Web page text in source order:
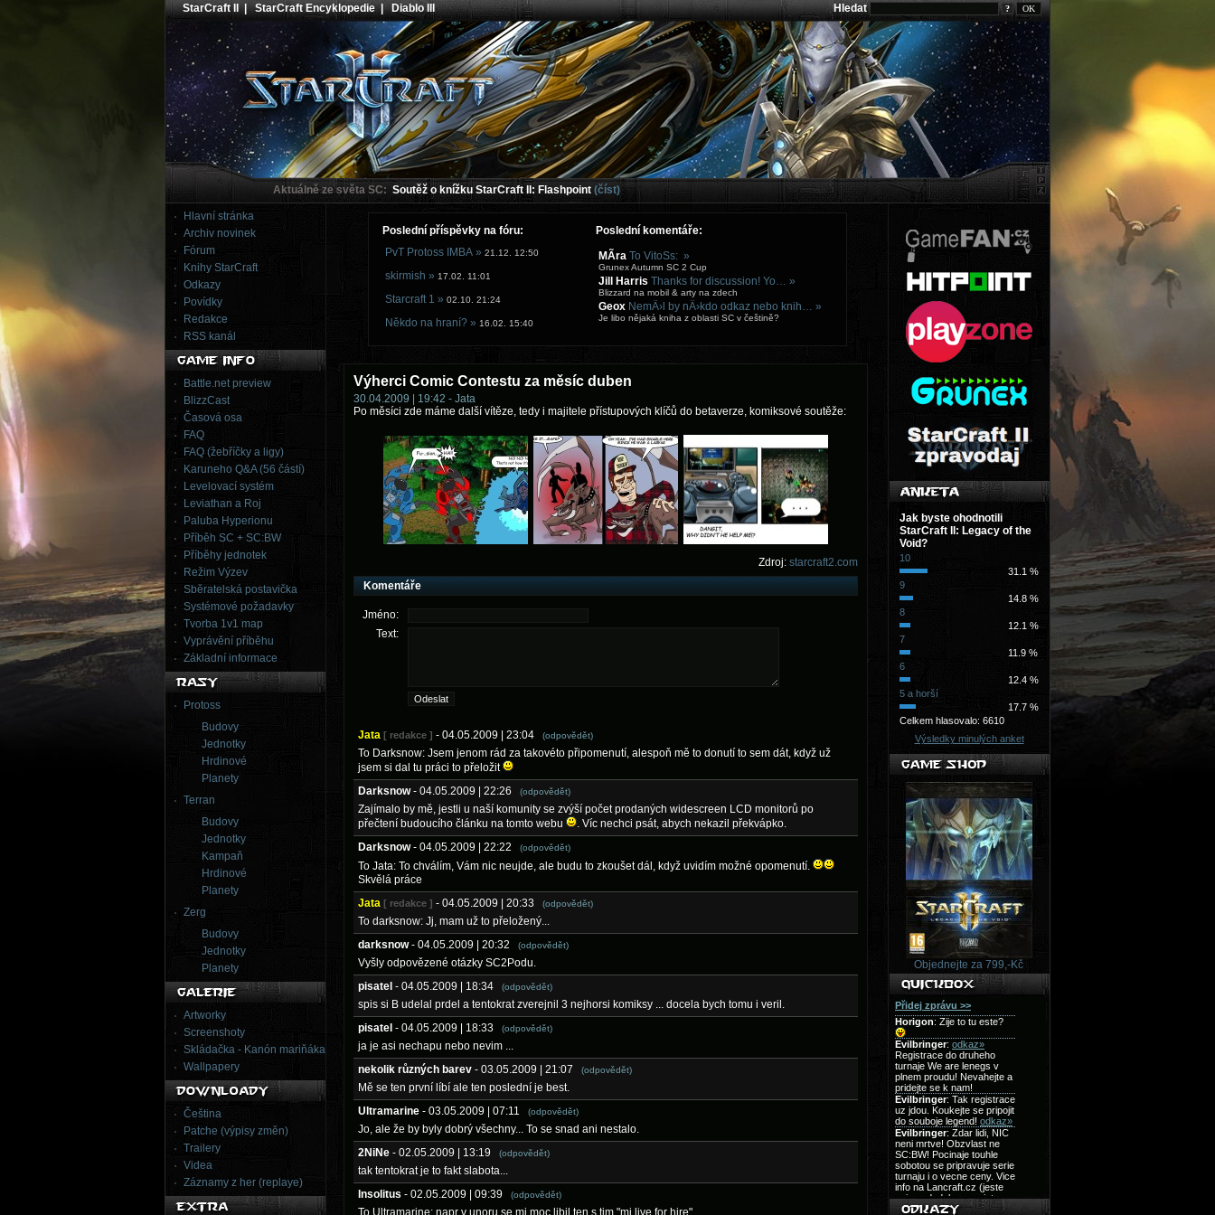
StarCraft II |StarCraft Encyklopedie|Diablo III Hledat ?
Aktuálně ze světa SC: Soutěž o knížku StarCraft II: Flashpoint (číst)
Hlavní stránka
Archiv novinek
Fórum
Knihy StarCraft
Odkazy
Povídky
Redakce
RSS kanál
Battle.net preview
BlizzCast
Časová osa
FAQ
FAQ (žebříčky a ligy)
Karuneho Q&A (56 částí)
Levelovací systém
Leviathan a Roj
Paluba Hyperionu
Příběh SC + SC:BW
Příběhy jednotek
Režim Výzev
Sběratelská postavička
Systémové požadavky
Tvorba 1v1 map
Vyprávění příběhu
Základní informace
Protoss
Budovy
Jednotky
Hrdinové
Planety
Terran
Budovy
Jednotky
Kampaň
Hrdinové
Planety
Zerg
Budovy
Jednotky
Planety
Artworky
Screenshoty
Skládačka - Kanón mariňáka
Wallpapery
Čeština
Patche (výpisy změn)
Trailery
Videa
Záznamy z her (replaye)
Poslední příspěvky na fóru:
Poslední komentáře:
PvT Protoss IMBA » 21.12. 12:50
skirmish » 17.02. 11:01
Starcraft 1 » 02.10. 21:24
Někdo na hraní? » 16.02. 15:40
MÃ­ra To VitoSs: »
Grunex Autumn SC 2 Cup
Jill Harris Thanks for discussion! Yo… »
Blizzard na mobil & arty na zdech
Geox NemÄ›l by nÄ›kdo odkaz nebo knih… »
Je libo nějaká kniha z oblasti SC v češtině?
Výherci Comic Contestu za měsíc duben
30.04.2009 | 19:42 - Jata
Po měsíci zde máme další vítěze, tedy i majitele přístupových klíčů do betaverze, komiksové soutěže:
Zdroj: starcraft2.com
Komentáře
Jméno:
Text:
Jata [ redakce ] - 04.05.2009 | 23:04 (odpovědět)
To Darksnow: Jsem jenom rád za takovéto připomenutí, alespoň mě to donutí to sem dát, když už
jsem si dal tu práci to přeložit
Darksnow - 04.05.2009 | 22:26 (odpovědět)
Zajímalo by mě, jestli u naší komunity se zvýší počet prodaných widescreen LCD monitorů po
přečtení budoucího článku na tomto webu
. Víc nechci psát, abych nekazil překvápko.
Darksnow - 04.05.2009 | 22:22 (odpovědět)
To Jata: To chválím, Vám nic neujde, ale budu to zkoušet dál, když uvidím možné opomenutí.
Skvělá práce
Jata [ redakce ] - 04.05.2009 | 20:33 (odpovědět)
To darksnow: Jj, mam už to přeložený...
darksnow - 04.05.2009 | 20:32 (odpovědět)
Vyšly odpovězené otázky SC2Podu.
pisatel - 04.05.2009 | 18:34 (odpovědět)
spis si B udelal prdel a tentokrat zverejnil 3 nejhorsi komiksy ... docela bych tomu i veril.
pisatel - 04.05.2009 | 18:33 (odpovědět)
ja je asi nechapu nebo nevim ...
nekolik různých barev - 03.05.2009 | 21:07 (odpovědět)
Mě se ten první líbí ale ten poslední je best.
Ultramarine - 03.05.2009 | 07:11 (odpovědět)
Jo, ale že by byly dobrý všechny... To se snad ani nestalo.
2NiNe - 02.05.2009 | 13:19 (odpovědět)
tak tentokrat je to fakt slabota...
Insolitus - 02.05.2009 | 09:39 (odpovědět)
To Ultramarine: napr v unoru se mi moc libil ten s tim "mi live for hire"
Jak byste ohodnotili
StarCraft II: Legacy of the
Void?
10
31.1 %
9
14.8 %
8
12.1 %
7
11.9 %
6
12.4 %
5 a horší
17.7 %
Celkem hlasovalo: 6610
Výsledky minulých anket
Objednejte za 799,-Kč